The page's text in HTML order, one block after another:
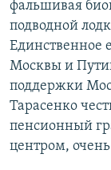
фальшивая
подводной
Единственное
Москвы и
поддержки
Тарасенко
пенсионный
центром,